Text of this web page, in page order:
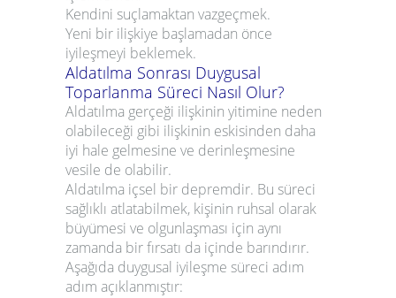
Kendini suçlamaktan vazgeçmek.
Yeni bir ilişkiye başlamadan önce
iyileşmeyi beklemek.
Aldatılma Sonrası Duygusal
Toparlanma Süreci Nasıl Olur?
Aldatılma gerçeği ilişkinin yitimine neden
olabileceği gibi ilişkinin eskisinden daha
iyi hale gelmesine ve derinleşmesine
vesile de olabilir.
Aldatılma içsel bir depremdir. Bu süreci
sağlıklı atlatabilmek, kişinin ruhsal olarak
büyümesi ve olgunlaşması için aynı
zamanda bir fırsatı da içinde barındırır.
Aşağıda duygusal iyileşme süreci adım
adım açıklanmıştır: